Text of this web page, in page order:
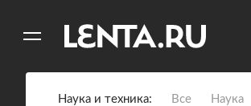
Наука и техника Все Наука